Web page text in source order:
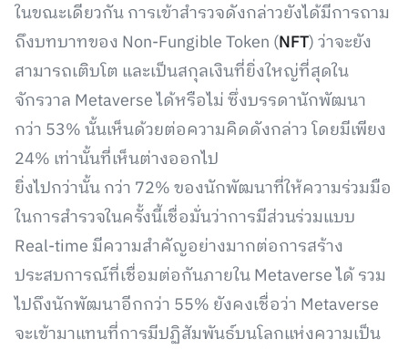
ในขณะเดียวกัน การเข้าสำรวจดังกล่าวยังได้มีการถาม
ถึงบทบาทของ Non-Fungible Token (NFT) ว่าจะยัง
สามารถเติบโต และเป็นสกุลเงินที่ยิ่งใหญ่ที่สุดใน
จักรวาล Metaverse ได้หรือไม่ ซึ่งบรรดานักพัฒนา
กว่า 53% นั้นเห็นด้วยต่อความคิดดังกล่าว โดยมีเพียง
24% เท่านั้นที่เห็นต่างออกไป
ยิ่งไปกว่านั้น กว่า 72% ของนักพัฒนาที่ให้ความร่วมมือ
ในการสำรวจในครั้งนี้เชื่อมั่นว่าการมีส่วนร่วมแบบ
Real-time มีความสำคัญอย่างมากต่อการสร้าง
ประสบการณ์ที่เชื่อมต่อกันภายใน Metaverse ได้ รวม
ไปถึงนักพัฒนาอีกกว่า 55% ยังคงเชื่อว่า Metaverse
จะเข้ามาแทนที่การมีปฏิสัมพันธ์บนโลกแห่งความเป็น